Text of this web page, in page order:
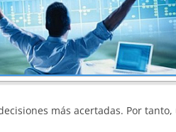
más acertadas. Por tanto,